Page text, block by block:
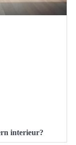
interieur?